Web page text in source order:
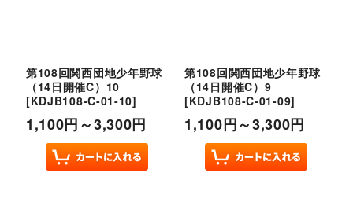
第108回関西団地少年野球
（14日開催C）10
[KDJB108-C-01-10]
1,100円～3,300円
第108回関西団地少年野球
（14日開催C）9
[KDJB108-C-01-09]
1,100円～3,300円